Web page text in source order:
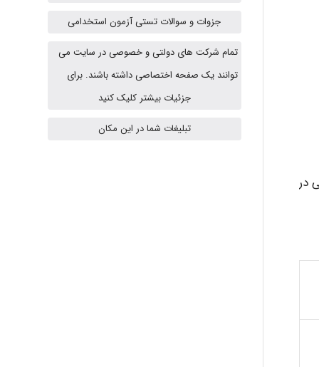
در
A.balandeh
جزوات و سوالات تستی آزمون استخدامی
تمام شرکت های دولتی و خصوصی در سایت می
توانند یک صفحه اختصاصی داشته باشند. برای
جزئیات بیشتر کلیک کنید
تبلیغات شما در این مکان